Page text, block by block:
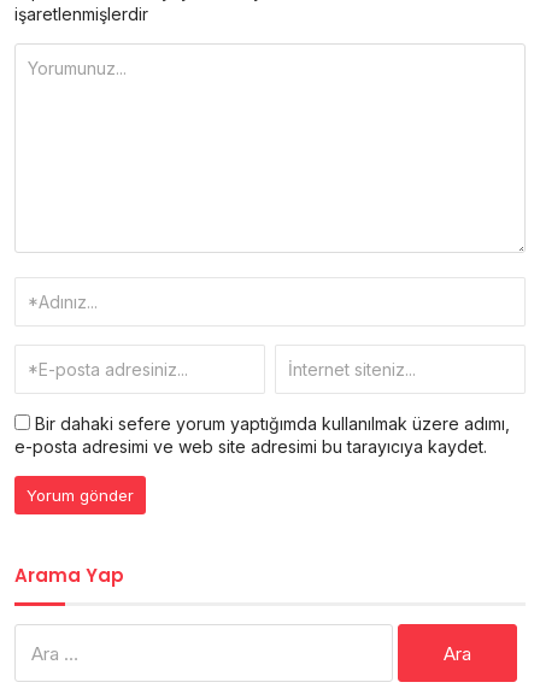
işaretlenmişlerdir
Bir dahaki sefere yorum yaptığımda kullanılmak üzere adımı,
e-posta adresimi ve web site adresimi bu tarayıcıya kaydet.
Arama Yap